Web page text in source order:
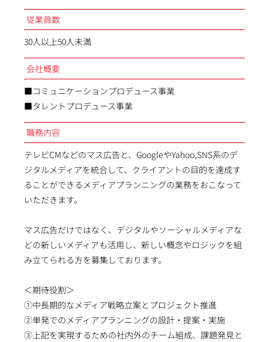
従業員数
30人以上50人未満
会社概要
■コミュニケーションプロデュース事業
■タレントプロデュース事業
職務内容
テレビCMなどのマス広告と、GoogleやYahoo,SNS系のデ
ジタルメディアを統合して、クライアントの目的を達成す
ることができるメディアプランニングの業務をおこなって
いただきます。
マス広告だけではなく、デジタルやソーシャルメディアな
どの新しいメディアも活用し、新しい概念やロジックを組
み立てられる方を募集しております。
＜期待役割＞
①中長期的なメディア戦略立案とプロジェクト推進
②単発でのメディアプランニングの設計・提案・実施
③上記を実現するための社内外のチーム組成、課題発見と